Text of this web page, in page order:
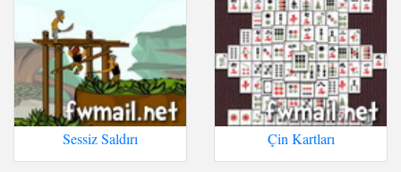
Sessiz Saldırı Çin Kartları